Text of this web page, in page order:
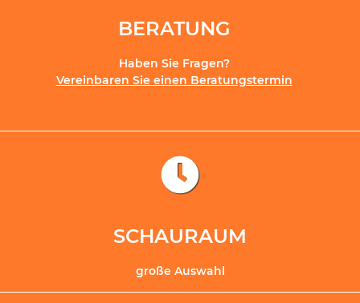
BERATUNG
Haben Sie Fragen?
Vereinbaren Sie einen Beratungstermin
SCHAURAUM
große Auswahl